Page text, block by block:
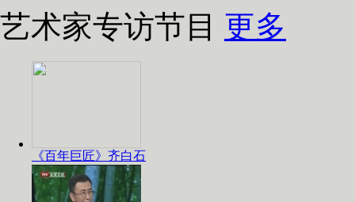
艺术家专访节目 更多
《百年巨匠》齐白石